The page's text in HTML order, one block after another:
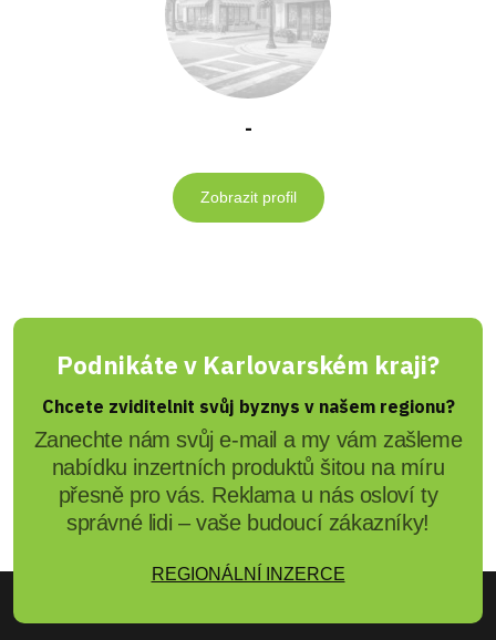
-
Zobrazit profil
Podnikáte v Karlovarském kraji?
Chcete zviditelnit svůj byznys v našem regionu?
Zanechte nám svůj e-mail a my vám zašleme
nabídku inzertních produktů šitou na míru
přesně pro vás. Reklama u nás osloví ty
správné lidi – vaše budoucí zákazníky!
REGIONÁLNÍ INZERCE